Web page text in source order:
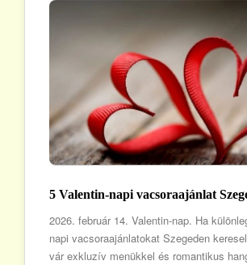
5 Valentin-napi vacsoraajánlat
2026. február 14. Valentin-nap. Ha
napi vacsoraajánlatokat Szegeden
vár exkluzív menükkel és romantikus